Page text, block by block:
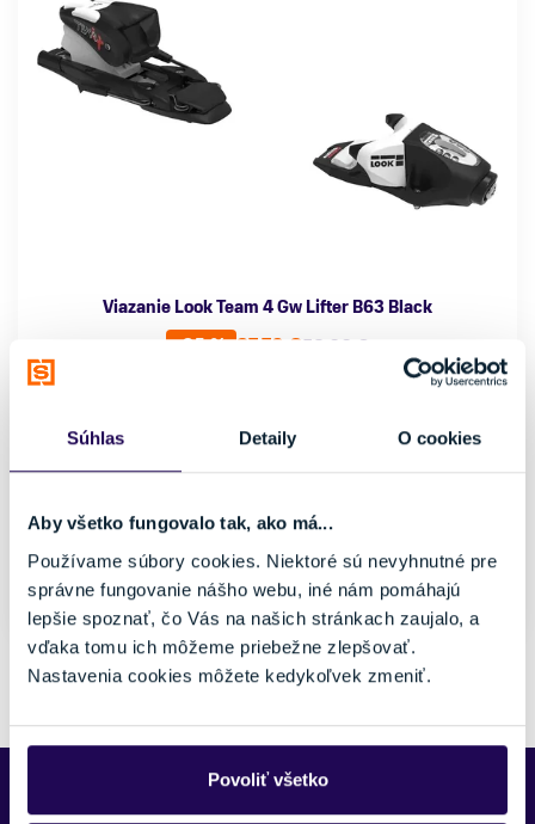
Súhlas Detaily O cookies
Aby všetko fungovalo tak, ako má...
Používame súbory cookies. Niektoré sú nevyhnutné pre
správne fungovanie nášho webu, iné nám pomáhajú
lepšie spoznať, čo Vás na našich stránkach zaujalo, a
vďaka tomu ich môžeme priebežne zlepšovať.
Nastavenia cookies môžete kedykoľvek zmeniť.
Povoliť všetko
Viazanie Look Team 4 Gw Lifter B63 Black
-35 %
58,00 €
37,70 €
Pohlavie
Značka
Look
Veľkosť
Posledný kus skladom
Pozreli ste si 1 z 1 produktov.
Predajne Najšport